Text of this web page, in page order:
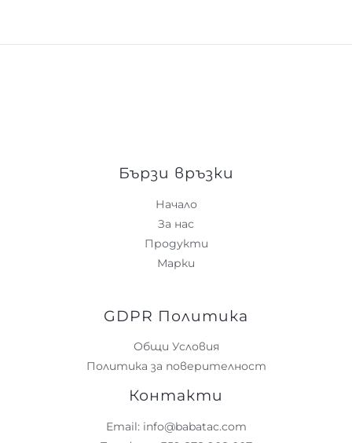
Бързи връзки
Начало
За нас
Продукти
Марки
GDPR Политика
Общи Условия
Политика за поверителност
Контакти
Email: info@babatac.com